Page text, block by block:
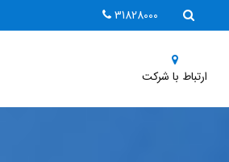
31828000
ارتباط با شرکت